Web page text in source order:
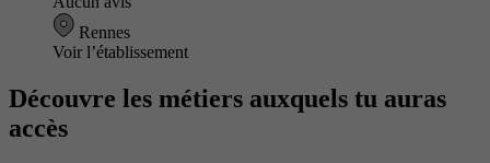
Rennes
Voir l’établissement
Découvre les métiers auxquels tu auras
accès